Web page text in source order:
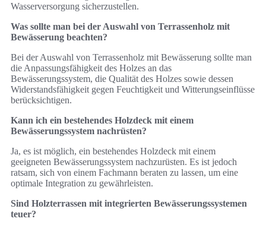
Wasserversorgung sicherzustellen.
Was sollte man bei der Auswahl von Terrassenholz mit
Bewässerung beachten?
Bei der Auswahl von Terrassenholz mit Bewässerung sollte man
die Anpassungsfähigkeit des Holzes an das
Bewässerungssystem, die Qualität des Holzes sowie dessen
Widerstandsfähigkeit gegen Feuchtigkeit und Witterungseinflüsse
berücksichtigen.
Kann ich ein bestehendes Holzdeck mit einem
Bewässerungssystem nachrüsten?
Ja, es ist möglich, ein bestehendes Holzdeck mit einem
geeigneten Bewässerungssystem nachzurüsten. Es ist jedoch
ratsam, sich von einem Fachmann beraten zu lassen, um eine
optimale Integration zu gewährleisten.
Sind Holzterrassen mit integrierten Bewässerungssystemen
teuer?